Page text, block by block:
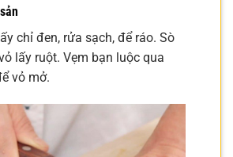
chỉ đen, rửa sạch, để ráo. Sò
lấy ruột. Vẹm bạn luộc qua
vỏ mở.